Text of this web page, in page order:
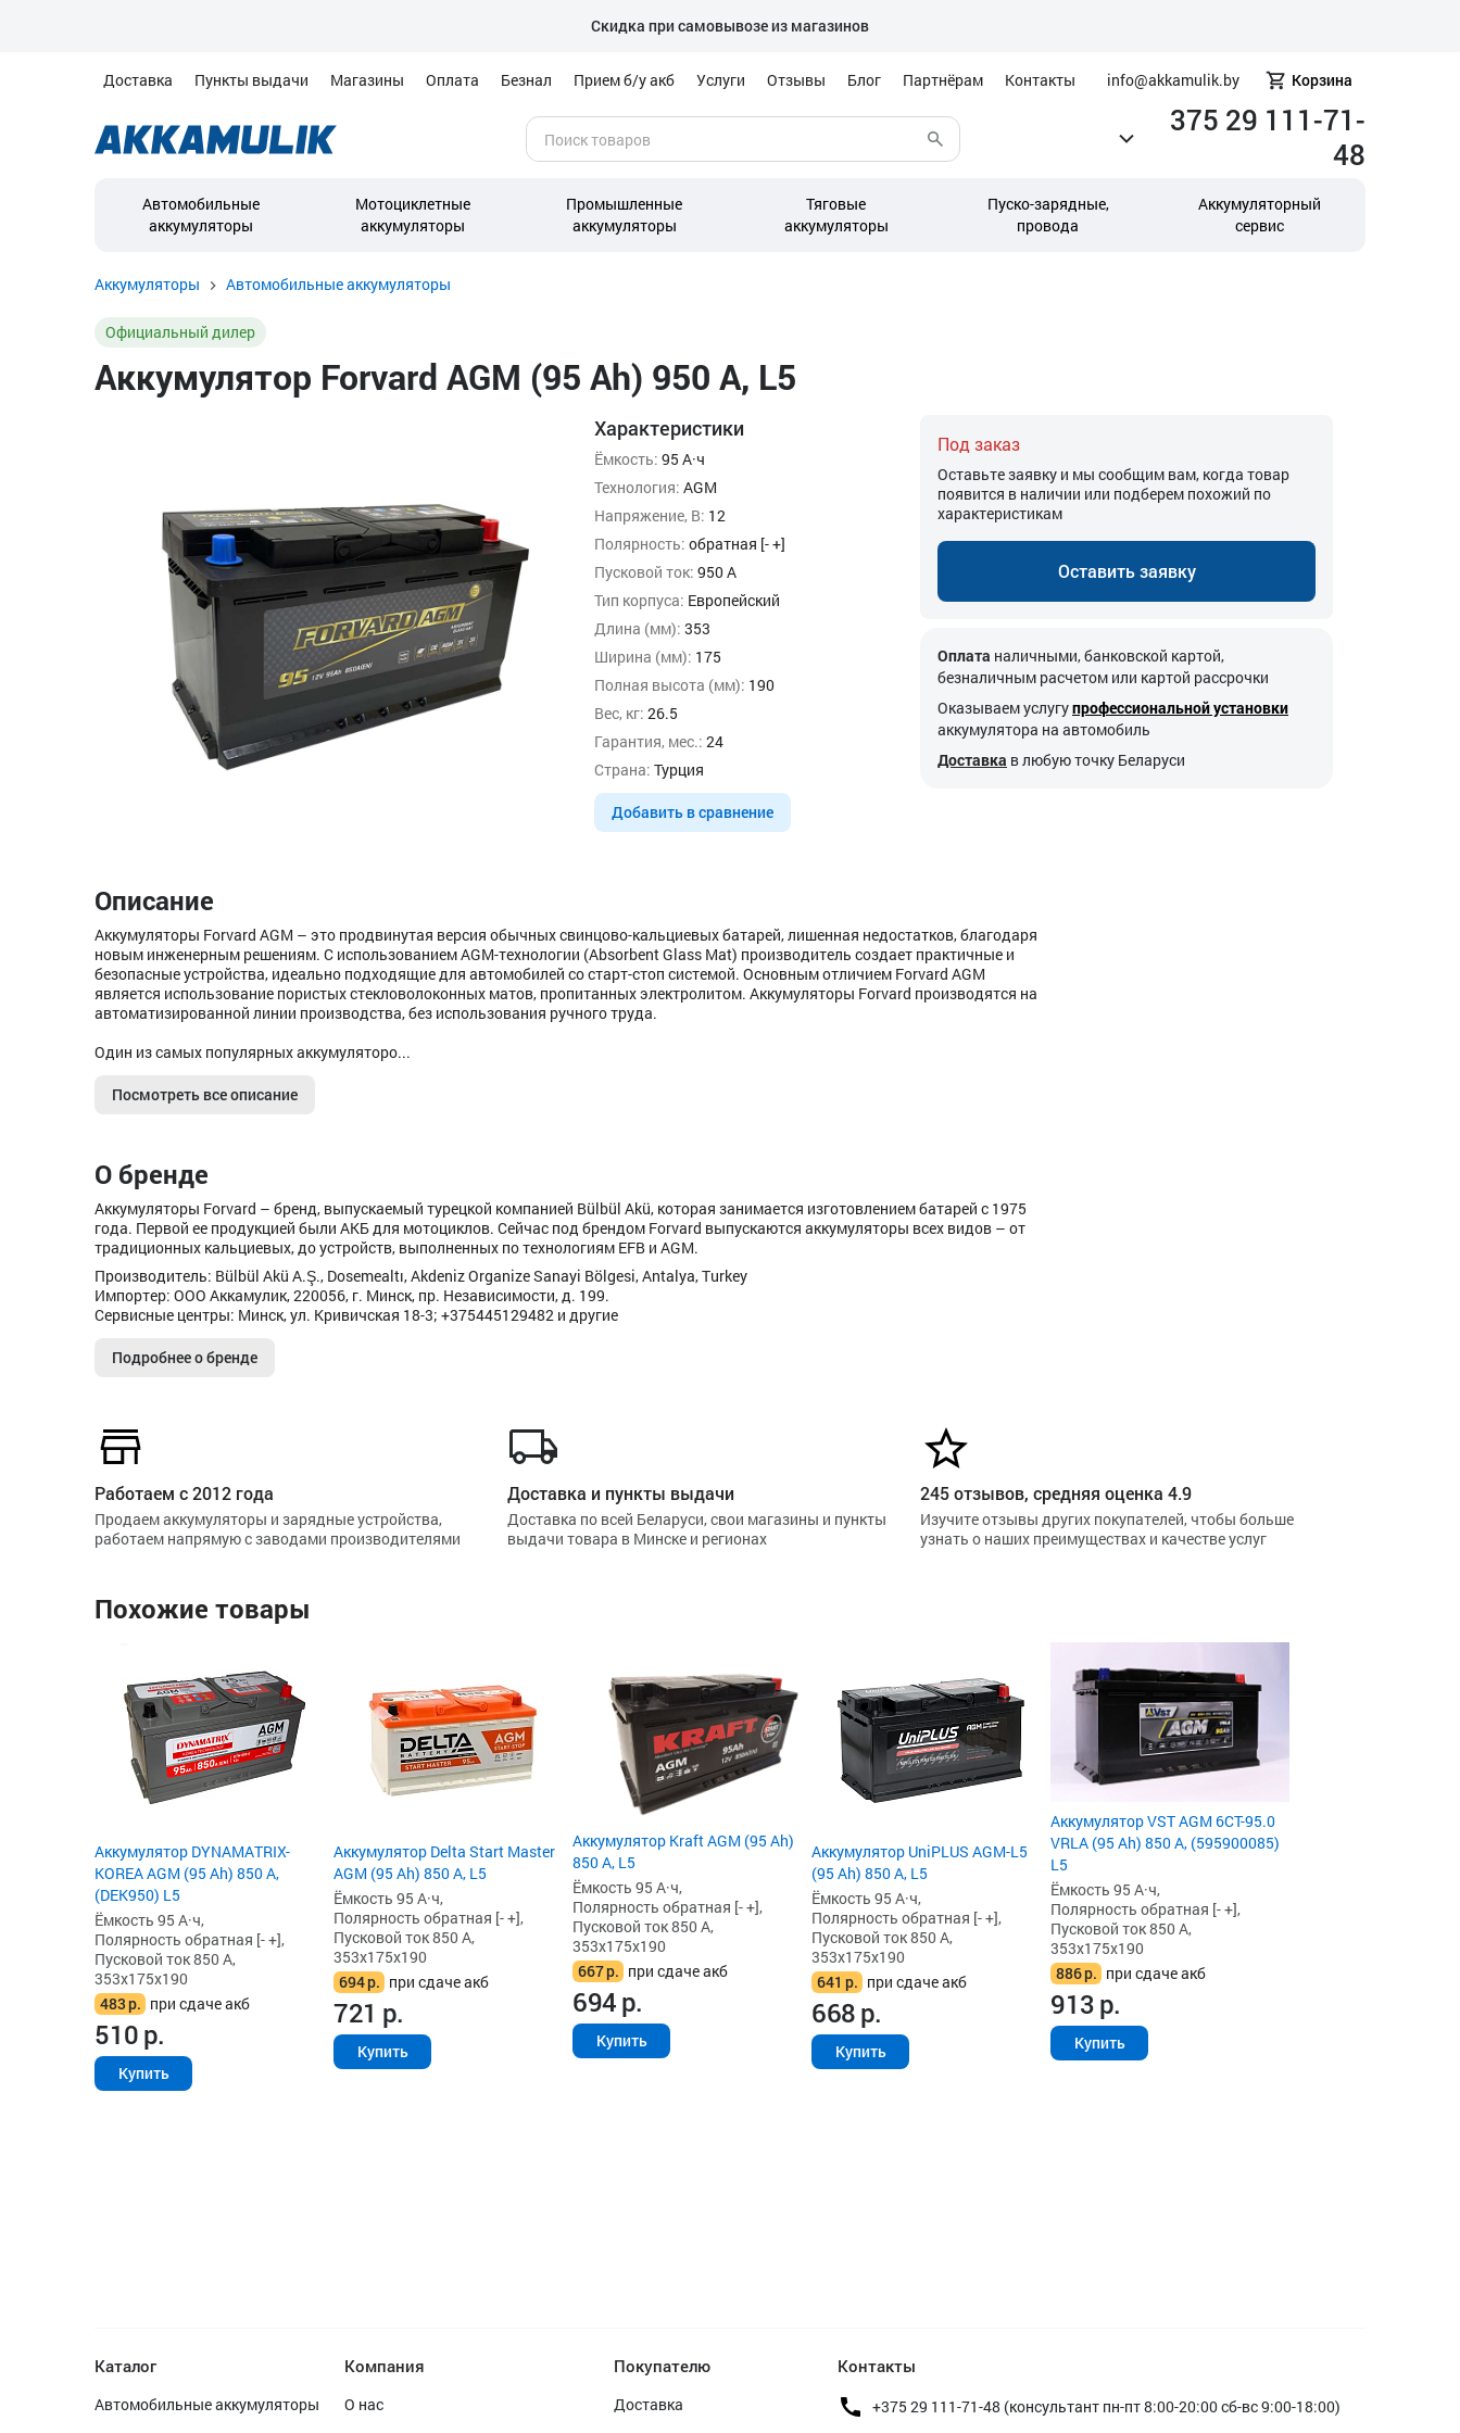
Скидка при самовывозе из магазинов
Доставка Пункты выдачи Магазины Оплата Безнал Прием б/у акб Услуги Отзывы Блог Партнёрам Контакты info@akkamulik.by Корзина
375 29 111-71-
48
Автомобильные
аккумуляторы
Мотоциклетные
аккумуляторы
Промышленные
аккумуляторы
Тяговые
аккумуляторы
Пуско-зарядные,
провода
Аккумуляторный
сервис
Аккумуляторы Автомобильные аккумуляторы
Официальный дилер
Аккумулятор Forvard AGM (95 Ah) 950 А, L5
Характеристики
Ёмкость: 95 А·ч
Технология: AGM
Напряжение, В: 12
Полярность: обратная [- +]
Пусковой ток: 950 А
Тип корпуса: Европейский
Длина (мм): 353
Ширина (мм): 175
Полная высота (мм): 190
Вес, кг: 26.5
Гарантия, мес.: 24
Страна: Турция
Добавить в сравнение
Под заказ
Оставьте заявку и мы сообщим вам, когда товар
появится в наличии или подберем похожий по
характеристикам
Оставить заявку
Оплата наличными, банковской картой,
безналичным расчетом или картой рассрочки
Оказываем услугупрофессиональной установки
аккумулятора на автомобиль
Доставка в любую точку Беларуси
Описание
Аккумуляторы Forvard AGM – это продвинутая версия обычных свинцово-кальциевых батарей, лишенная недостатков, благодаря
новым инженерным решениям. С использованием AGM-технологии (Absorbent Glass Mat) производитель создает практичные и
безопасные устройства, идеально подходящие для автомобилей со старт-стоп системой. Основным отличием Forvard AGM
является использование пористых стекловолоконных матов, пропитанных электролитом. Аккумуляторы Forvard производятся на
автоматизированной линии производства, без использования ручного труда.
Один из самых популярных аккумуляторо...
Посмотреть все описание
О бренде
Аккумуляторы Forvard – бренд, выпускаемый турецкой компанией Bülbül Akü, которая занимается изготовлением батарей с 1975
года. Первой ее продукцией были АКБ для мотоциклов. Сейчас под брендом Forvard выпускаются аккумуляторы всех видов – от
традиционных кальциевых, до устройств, выполненных по технологиям EFB и AGM.
Производитель: Bülbül Akü A.Ş., Dosemealtı, Akdeniz Organize Sanayi Bölgesi, Antalya, Turkey
Импортер: ООО Аккамулик, 220056, г. Минск, пр. Независимости, д. 199.
Сервисные центры: Минск, ул. Кривичская 18-3; +375445129482 и другие
Подробнее о бренде
Работаем с 2012 года
Продаем аккумуляторы и зарядные устройства,
работаем напрямую с заводами производителями
Доставка и пункты выдачи
Доставка по всей Беларуси, свои магазины и пункты
выдачи товара в Минске и регионах
245 отзывов, средняя оценка 4.9
Изучите отзывы других покупателей, чтобы больше
узнать о наших преимуществах и качестве услуг
Похожие товары
Аккумулятор DYNAMATRIX-
KOREA AGM (95 Ah) 850 А,
(DEK950) L5
Ёмкость 95 А·ч,
Полярность обратная [- +],
Пусковой ток 850 А,
353x175x190
483р. при сдаче акб
510р.
Купить
Аккумулятор Delta Start Master
AGM (95 Ah) 850 А, L5
Ёмкость 95 А·ч,
Полярность обратная [- +],
Пусковой ток 850 А,
353x175x190
694р. при сдаче акб
721 р.
Купить
Аккумулятор Kraft AGM (95 Ah)
850 А, L5
Ёмкость 95 А·ч,
Полярность обратная [- +],
Пусковой ток 850 А,
353x175x190
667р. при сдаче акб
694р.
Купить
Аккумулятор UniPLUS AGM-L5
(95 Ah) 850 А, L5
Ёмкость 95 А·ч,
Полярность обратная [- +],
Пусковой ток 850 А,
353x175x190
641 р. при сдаче акб
668р.
Купить
Аккумулятор VST AGM 6СТ-95.0
VRLA (95 Ah) 850 А, (595900085)
L5
Ёмкость 95 А·ч,
Полярность обратная [- +],
Пусковой ток 850 А,
353x175x190
886р. при сдаче акб
913р.
Купить
Каталог
Автомобильные аккумуляторы
Компания
О нас
Покупателю
Доставка
Контакты
+375 29 111-71-48 (консультант пн-пт 8:00-20:00 сб-вс 9:00-18:00)